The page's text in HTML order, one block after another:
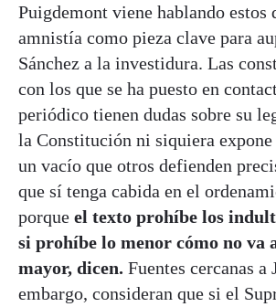
Puigdemont viene hablando estos
amnistía como pieza clave para
Sánchez a la investidura. Las
con los que se ha puesto en
periódico tienen dudas sobre su
la Constitución ni siquiera expone
un vacío que otros defienden
que sí tenga cabida en el
porque el texto prohíbe los
si prohíbe lo menor cómo no va
mayor, dicen. Fuentes cercanas a
embargo, consideran que si el